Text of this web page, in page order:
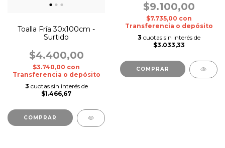
Toalla Fría 30x100cm -
Surtido
$4.400,00
$3.740,00 con
Transferencia o depósito
3 cuotas sin interés de
$1.466,67
$9.100,00
$7.735,00 con
Transferencia o depósito
3 cuotas sin interés de
$3.033,33
COMPRAR